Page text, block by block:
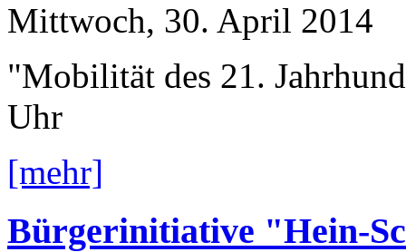
Mittwoch, 30. April 2014
"Mobilität des 21.
Uhr
[mehr]
Bürgerinitiative "Hein-